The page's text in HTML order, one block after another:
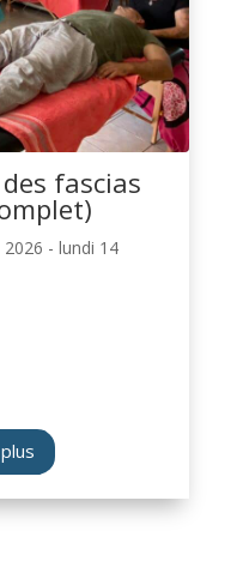
fascias
- lundi 14